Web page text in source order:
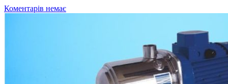
Коментарів немає